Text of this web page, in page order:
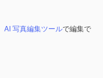
AI 写真編集ツールで編集で